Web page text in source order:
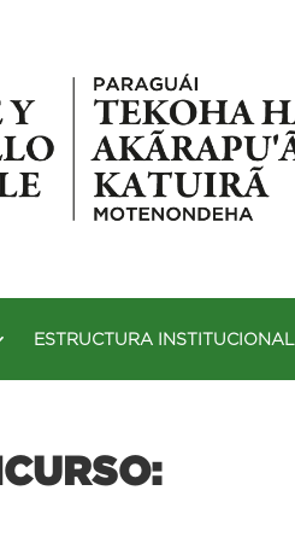
ESTRUCTURA INSTITUCIONAL